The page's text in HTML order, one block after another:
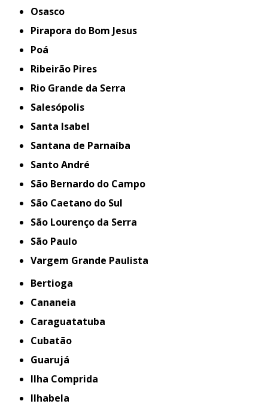
Osasco
Pirapora do Bom Jesus
Poá
Ribeirão Pires
Rio Grande da Serra
Salesópolis
Santa Isabel
Santana de Parnaíba
Santo André
São Bernardo do Campo
São Caetano do Sul
São Lourenço da Serra
São Paulo
Vargem Grande Paulista
Bertioga
Cananeia
Caraguatatuba
Cubatão
Guarujá
Ilha Comprida
Ilhabela